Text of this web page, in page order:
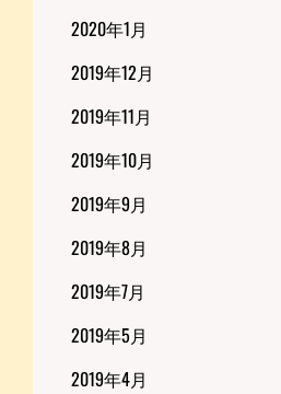
2020年1月
2019年12月
2019年11月
2019年10月
2019年9月
2019年8月
2019年7月
2019年5月
2019年4月